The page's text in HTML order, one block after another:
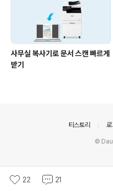
사무실 복사기로 문서 스캔 빠르게
받기
22 21
티스토리 로
©